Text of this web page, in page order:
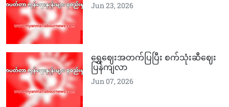
Jun 23, 2026
ရွှေဈေးအတက်ပြပြီး စက်သုံးဆီဈေး
ပြန်ကျလာ
Jun 07, 2026